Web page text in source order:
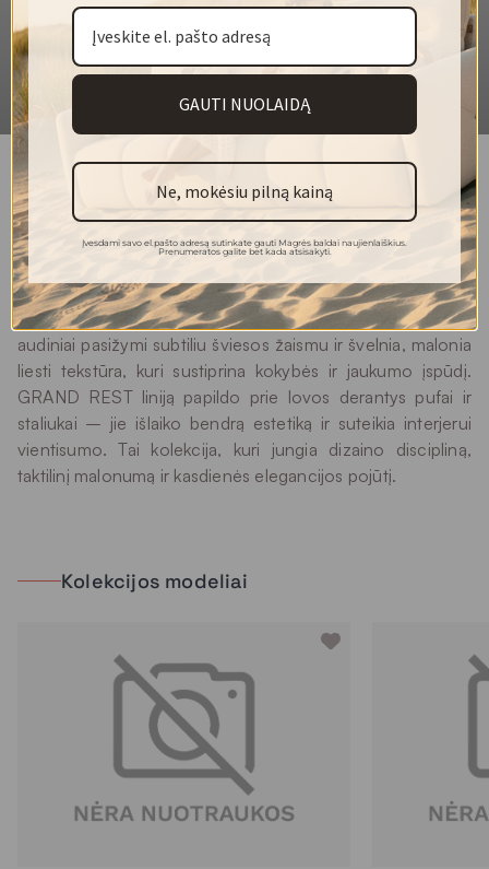
Šis audinys yra ne tik estetinis pasirinkimas, bet ir
praktiškas sprendimas, puikiai tinkantis sofoms, foteliams
ir kitiems baldams, kurie reikalauja tiek komforto, tiek
ilgaamžiškumo. Noma audinys leis sukurti interjerą, kuris
ne tik džiugina akį, bet ir užtikrina aukščiausią kokybę bei
142
Svoris (g/m²) 540
Sudėtis 100 % poliesteris
Martindeilo ciklai 50 000
Atsparumas šviesai 4/5
Pilingas 4/5
Plovimas Sausas valymas
GRAND REST kolekcija išsiskiria architektūrišku siluetu ir
išgrynintomis proporcijomis, kurios kuria prabangiai ramią
miegamojo atmosferą. Galvūgalio dizainas, sudarytas iš
minkštų, tarsi „pagalvėlių“ modulių, suteikia erdvei
vizualinio gylio ir neįprasto komforto jausmą. Kolekcijos
audiniai pasižymi subtiliu šviesos žaismu ir švelnia, malonia
liesti tekstūra, kuri sustiprina kokybės ir jaukumo įspūdį.
GRAND REST liniją papildo prie lovos derantys pufai ir
staliukai – jie išlaiko bendrą estetiką ir suteikia interjerui
vientisumo. Tai kolekcija, kuri jungia dizaino discipliną,
taktilinį malonumą ir kasdienės elegancijos pojūtį.
Kolekcijos modeliai
GAUTI NUOLAIDĄ
Ne, mokėsiu pilną kainą
Įvesdami savo el.pašto adresą sutinkate gauti Magrės baldai naujienlaiškius.
Prenumeratos galite bet kada atsisakyti.